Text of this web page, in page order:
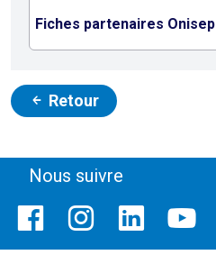
Fiches partenaires Onisep
Retour
Nous suivre